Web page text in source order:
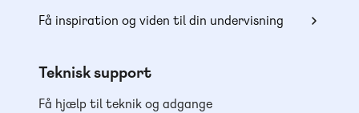
Få inspiration og viden til din undervisning
Teknisk support
Få hjælp til teknik og adgange